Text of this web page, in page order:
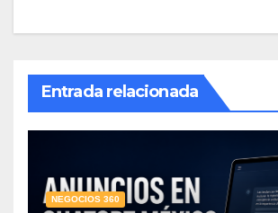
Entrada relacionada
NEGOCIOS 360